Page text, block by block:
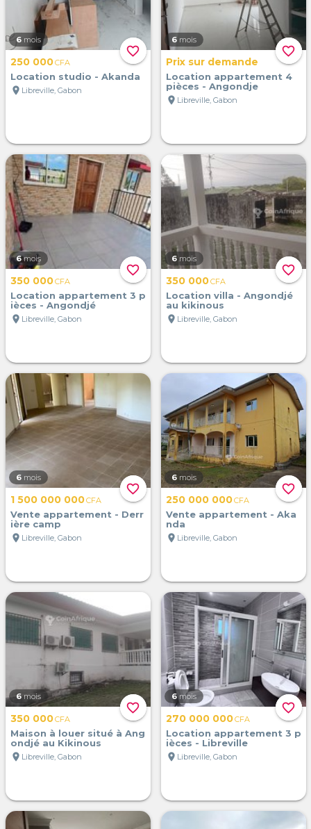
favorite_border
6 mois
250 000CFA
Location studio - Akanda
location_on Libreville, Gabon
favorite_border
6 mois
Prix sur demande
Location appartement 4
pièces - Angondje
location_on Libreville, Gabon
favorite_border
6 mois
350 000CFA
Location appartement 3 p
ièces - Angondjé
location_on Libreville, Gabon
favorite_border
6 mois
350 000CFA
Location villa - Angondjé
au kikinous
location_on Libreville, Gabon
favorite_border
6 mois
1 500 000 000CFA
Vente appartement - Derr
ière camp
location_on Libreville, Gabon
favorite_border
6 mois
250 000 000CFA
Vente appartement - Aka
nda
location_on Libreville, Gabon
favorite_border
6 mois
350 000CFA
Maison à louer situé à Ang
ondjé au Kikinous
location_on Libreville, Gabon
favorite_border
6 mois
270 000 000CFA
Location appartement 3 p
ièces - Libreville
location_on Libreville, Gabon